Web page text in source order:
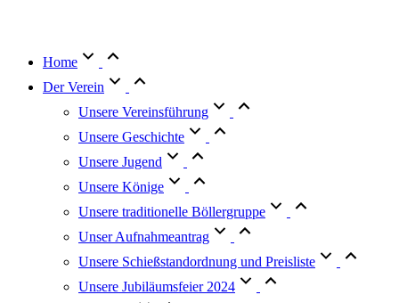
Home
Der Verein
Unsere Vereinsführung
Unsere Geschichte
Unsere Jugend
Unsere Könige
Unsere traditionelle Böllergruppe
Unser Aufnahmeantrag
Unsere Schießstandordnung und Preisliste
Unsere Jubiläumsfeier 2024